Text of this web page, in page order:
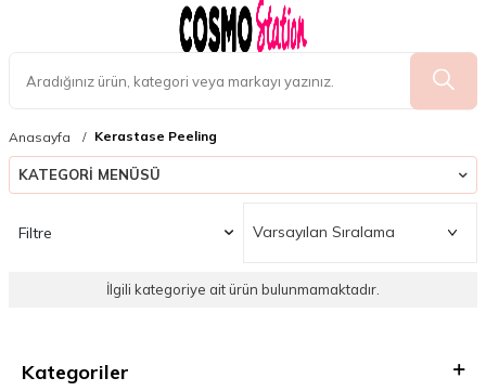
Anasayfa Kerastase Peeling
KATEGORI MENÜSÜ
Filtre
İlgili kategoriye ait ürün bulunmamaktadır.
Kategoriler